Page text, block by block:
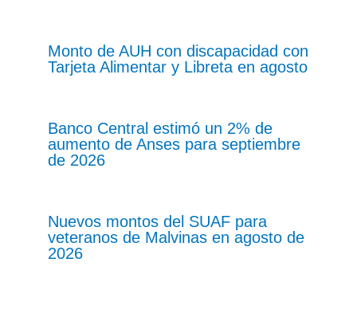
Monto de AUH con discapacidad con
Tarjeta Alimentar y Libreta en agosto
Banco Central estimó un 2% de
aumento de Anses para septiembre
de 2026
Nuevos montos del SUAF para
veteranos de Malvinas en agosto de
2026